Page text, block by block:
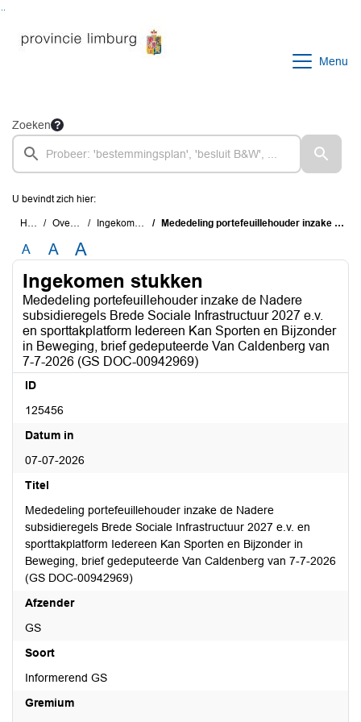
Menu
Zoeken
U bevindt zich hier:
Home Overzichten Ingekomen stukken Mededeling portefeuillehouder inzake de Nadere subsidieregels Brede Sociale Infrastructuur 2027 e.v. en sporttakplatform Iedereen Kan Sporten en Bijzonder in Beweging, brief gedeputeerde Van Caldenberg van 7-7-2026 (GS DOC-00942969)
A A A
Ingekomen stukken
Mededeling portefeuillehouder inzake de Nadere
subsidieregels Brede Sociale Infrastructuur 2027 e.v.
en sporttakplatform Iedereen Kan Sporten en Bijzonder
in Beweging, brief gedeputeerde Van Caldenberg van
7-7-2026 (GS DOC-00942969)
ID
125456
Datum in
07-07-2026
Titel
Mededeling portefeuillehouder inzake de Nadere
subsidieregels Brede Sociale Infrastructuur 2027 e.v. en
sporttakplatform Iedereen Kan Sporten en Bijzonder in
Beweging, brief gedeputeerde Van Caldenberg van 7-7-2026
(GS DOC-00942969)
Afzender
GS
Soort
Informerend GS
Gremium